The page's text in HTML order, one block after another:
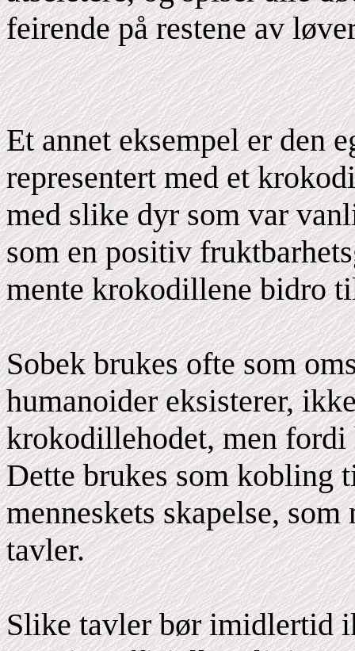
feirende på restene av
Et annet eksempel er den
representert med et
med slike dyr som var
som en positiv
mente krokodillene bidro
Sobek brukes ofte som
humanoider eksisterer,
krokodillehodet, men
Dette brukes som kobling
menneskets skapelse,
tavler.
Slike tavler bør imidlertid